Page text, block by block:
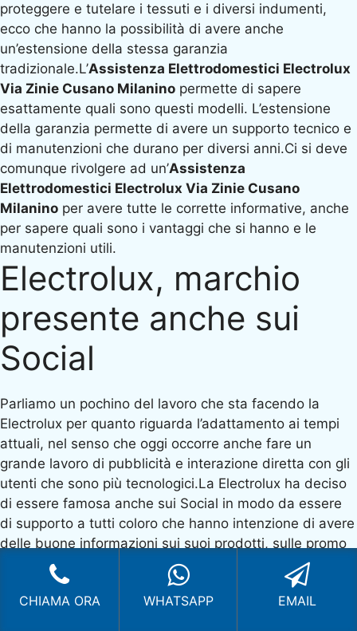
proteggere e tutelare i tessuti e i diversi indumenti,
ecco che hanno la possibilità di avere anche
un’estensione della stessa garanzia
tradizionale.L’Assistenza Elettrodomestici Electrolux
Via Zinie Cusano Milanino permette di sapere
esattamente quali sono questi modelli. L’estensione
della garanzia permette di avere un supporto tecnico e
di manutenzioni che durano per diversi anni.Ci si deve
comunque rivolgere ad un’Assistenza
Elettrodomestici Electrolux Via Zinie Cusano
Milanino per avere tutte le corrette informative, anche
per sapere quali sono i vantaggi che si hanno e le
manutenzioni utili.
Electrolux, marchio
presente anche sui
Social
Parliamo un pochino del lavoro che sta facendo la
Electrolux per quanto riguarda l’adattamento ai tempi
attuali, nel senso che oggi occorre anche fare un
grande lavoro di pubblicità e interazione diretta con gli
utenti che sono più tecnologici.La Electrolux ha deciso
di essere famosa anche sui Social in modo da essere
di supporto a tutti coloro che hanno intenzione di avere
delle buone informazioni sui suoi prodotti, sulle promo
e su tutto quello che c’è di più innovativo.Tra i marchi
che attualmente sono disponibili sul mercato, proprio la
Electrolux riesce ad essere maggiormente interattiva. Il
CHIAMA ORA WHATSAPP EMAIL